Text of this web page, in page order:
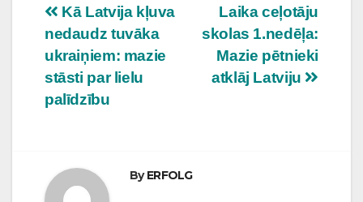
Ziņu
izvēlne
Laika ceļotāju
skolas 1.nedēļa:
Mazie pētnieki
atklāj Latviju
Kā Latvija kļuva
nedaudz tuvāka
ukraiņiem: mazie
stāsti par lielu
palīdzību
ByERFOLG